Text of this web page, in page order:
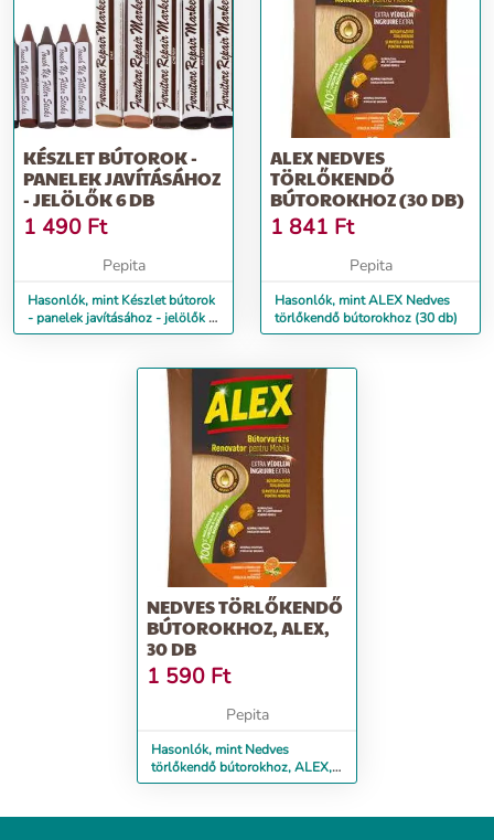
KÉSZLET BÚTOROK -
PANELEK JAVÍTÁSÁHOZ
- JELÖLŐK 6 DB
1 490 Ft
Pepita
Hasonlók, mint Készlet bútorok
- panelek javításához - jelölők 6
db
ALEX NEDVES
TÖRLŐKENDŐ
BÚTOROKHOZ (30 DB)
1 841 Ft
Pepita
Hasonlók, mint ALEX Nedves
törlőkendő bútorokhoz (30 db)
NEDVES TÖRLŐKENDŐ
BÚTOROKHOZ, ALEX,
30 DB
1 590 Ft
Pepita
Hasonlók, mint Nedves
törlőkendő bútorokhoz, ALEX,
30 db